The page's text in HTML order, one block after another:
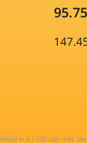
in € / 100 Liter inkl.